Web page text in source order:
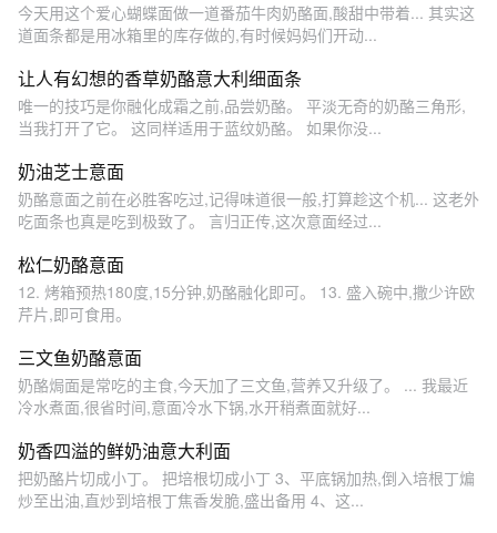
今天用这个爱心蝴蝶面做一道番茄牛肉奶酪面,酸甜中带着... 其实这
道面条都是用冰箱里的库存做的,有时候妈妈们开动...
让人有幻想的香草奶酪意大利细面条
唯一的技巧是你融化成霜之前,品尝奶酪。 平淡无奇的奶酪三角形,
当我打开了它。 这同样适用于蓝纹奶酪。 如果你没...
奶油芝士意面
奶酪意面之前在必胜客吃过,记得味道很一般,打算趁这个机... 这老外
吃面条也真是吃到极致了。 言归正传,这次意面经过...
松仁奶酪意面
12. 烤箱预热180度,15分钟,奶酪融化即可。 13. 盛入碗中,撒少许欧
芹片,即可食用。
三文鱼奶酪意面
奶酪焗面是常吃的主食,今天加了三文鱼,营养又升级了。 ... 我最近
冷水煮面,很省时间,意面冷水下锅,水开稍煮面就好...
奶香四溢的鲜奶油意大利面
把奶酪片切成小丁。 把培根切成小丁 3、平底锅加热,倒入培根丁煸
炒至出油,直炒到培根丁焦香发脆,盛出备用 4、这...